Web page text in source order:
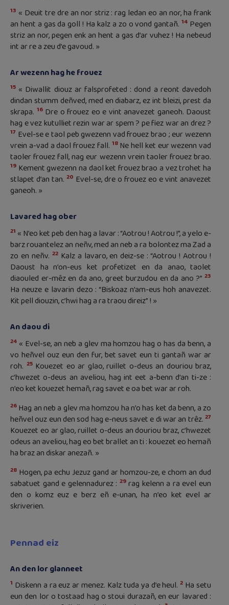
13 « Deuit tre dre an nor striz : rag ledan eo an nor, ha frank
an hent a gas da goll ! Ha kalz a zo o vond gantañ.14 Pegen
striz an nor, pegen enk an hent a gas d’ar vuhez ! Ha nebeud
int ar re a zeu d’e gavoud. »
Ar wezenn hag he frouez
15 « Diwallit diouz ar falsprofeted : dond a reont davedoh
dindan stumm deñved, med en diabarz, ez int bleizi, prest da
skrapa. 16Dre o frouez eo e vint anavezet ganeoh. Daoust
hag e vez kutulliet rezin war ar spem ? pe fiez war an drez ?
17 Evel-se e taol peb gwezenn vad frouez brao ; eur wezenn
vrein a-vad a daol frouez fall. 18Ne hell ket eur wezenn vad
taoler frouez fall, nag eur wezenn vrein taoler frouez brao.
19 Kement gwezenn na daol ket frouez brao a vez trohet ha
stlapet d’an tan. 20 Evel-se, dre o frouez eo e vint anavezet
ganeoh. »
Lavared hag ober
21 « N’eo ket peb den hag a lavar : “Aotrou ! Aotrou !”, a yelo e-
barz rouantelez an neñv, med an neb a ra bolontez ma Zad a
zo en neñv. 22Kalz a lavaro, en deiz-se : “Aotrou ! Aotrou !
Daoust ha n’on-eus ket profetizet en da anao, taolet
diaouled er-mêz en da ano, greet burzudou en da ano ?” 23
Ha neuze e lavarin dezo : “Biskoaz n’am-eus hoh anavezet.
Kit pell diouzin, c’hwi hag a ra traou direiz” ! »
An daou di
24 « Evel-se, an neb a glev ma homzou hag o has da benn, a
vo heñvel ouz eun den fur, bet savet eun ti gantañ war ar
roh. 25Kouezet eo ar glao, ruillet o-deus an douriou braz,
c’hwezet o-deus an aveliou, hag int eet a-benn d’an ti-ze :
n’eo ket kouezet hemañ, rag savet e oa bet war ar roh.
26 Hag an neb a glev ma homzou ha n’o has ket da benn, a zo
heñvel ouz eun den sod hag e-neus savet e di war an trêz. 27
Kouezet eo ar glao, ruillet o-deus an douriou braz, c’hwezet
odeus an aveliou, hag eo bet brallet an ti : kouezet eo hemañ
ha braz an diskar anezañ. »
28 Hogen, pa echu Jezuz gand ar homzou-ze, e chom an dud
sabatuet gand e gelennadurez : 29rag kelenn a ra evel eun
den o komz euz e berz eñ e-unan, ha n’eo ket evel ar
skriverien.
Pennad eiz
An den lor glanneet
1 Diskenn a ra euz ar menez. Kalz tuda ya d’e heul.2 Ha setu
eun den lor o tostaad hag o stoui durazañ, en eur lavared :